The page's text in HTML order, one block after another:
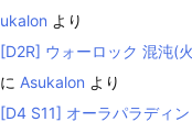
ukalon より
[D2R] ウォーロック 混沌(
に Asukalon より
[D4 S11] オーラパラディ